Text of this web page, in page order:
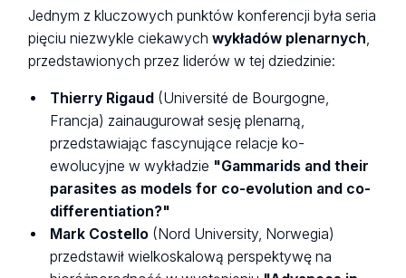
Jednym z kluczowych punktów konferencji była seria
pięciu niezwykle ciekawychwykładów plenarnych,
przedstawionych przez liderów w tej dziedzinie:
Thierry Rigaud (Université de Bourgogne,
Francja) zainaugurował sesję plenarną,
przedstawiając fascynujące relacje ko-
ewolucyjne w wykładzie "Gammarids and their
parasites as models for co-evolution and co-
differentiation?"
Mark Costello (Nord University, Norwegia)
przedstawił wielkoskalową perspektywę na